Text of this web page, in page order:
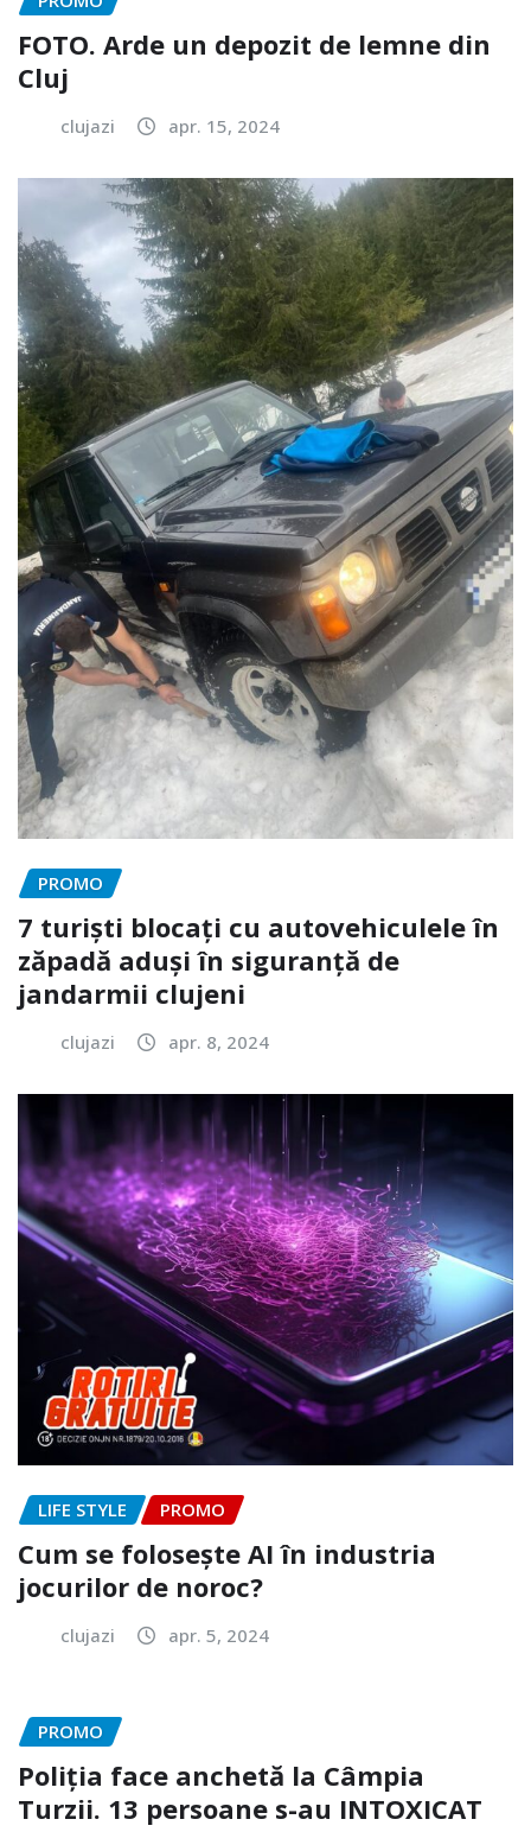
FOTO. Arde un depozit de lemne din
Cluj
clujazi apr. 15, 2024
PROMO
7 turiști blocați cu autovehiculele în
zăpadă aduși în siguranță de
jandarmii clujeni
clujazi apr. 8, 2024
LIFE STYLE PROMO
Cum se folosește AI în industria
jocurilor de noroc?
clujazi apr. 5, 2024
PROMO
Poliția face anchetă la Câmpia
Turzii. 13 persoane s-au INTOXICAT